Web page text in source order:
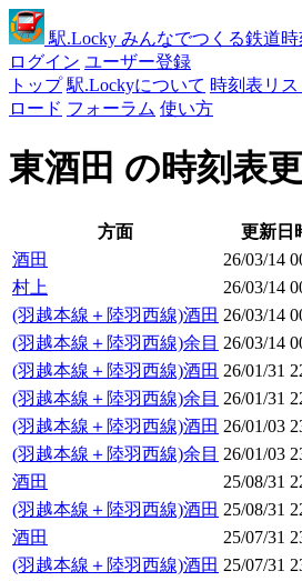
駅.Locky みんなでつくる鉄道時
ログイン ユーザー登録
トップ 駅.Lockyについて 時刻表リス
ロード フォーラム 使い方
東酒田 の時刻表
方面 更新日
酒田
26/03/14
村上
26/03/14
(羽越本線＋陸羽西線)酒田 26/03/14
(羽越本線＋陸羽西線)余目 26/03/14
(羽越本線＋陸羽西線)酒田 26/01/31
(羽越本線＋陸羽西線)余目 26/01/31
(羽越本線＋陸羽西線)酒田 26/01/03
(羽越本線＋陸羽西線)余目 26/01/03
酒田
25/08/31
(羽越本線＋陸羽西線)酒田 25/08/31
酒田
25/07/31
(羽越本線＋陸羽西線)酒田 25/07/31